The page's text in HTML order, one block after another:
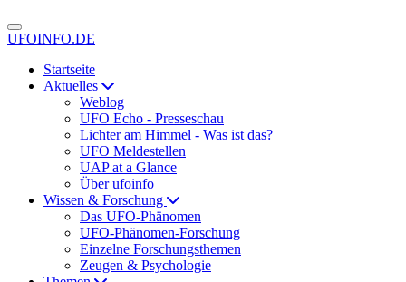
UFOINFO.DE
Startseite
Aktuelles
Weblog
UFO Echo - Presseschau
Lichter am Himmel - Was ist das?
UFO Meldestellen
UAP at a Glance
Über ufoinfo
Wissen & Forschung
Das UFO-Phänomen
UFO-Phänomen-Forschung
Einzelne Forschungsthemen
Zeugen & Psychologie